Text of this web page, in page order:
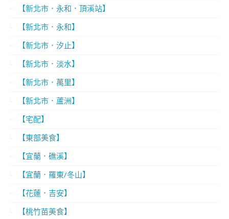
【新北市．永和．頂溪站】
【新北市．永和】
【新北市．汐止】
【新北市．淡水】
【新北市．萬里】
【新北市．蘆洲】
【宅配】
【東部美食】
【宜蘭．礁溪】
【宜蘭．羅東/冬山】
【花蓮．吉安】
【桃竹苗美食】